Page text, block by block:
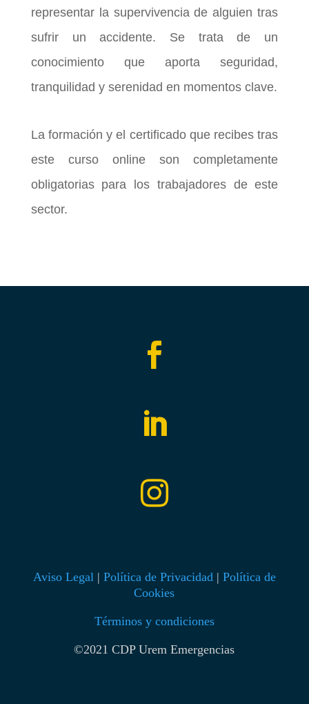
representar la supervivencia de alguien tras
sufrir un accidente. Se trata de un
conocimiento que aporta seguridad,
tranquilidad y serenidad en momentos clave.
La formación y el certificado que recibes tras
este curso online son completamente
obligatorias para los trabajadores de este
sector.



Aviso Legal | Política de Privacidad | Política de
Cookies
Términos y condiciones
©2021 CDP Urem Emergencias